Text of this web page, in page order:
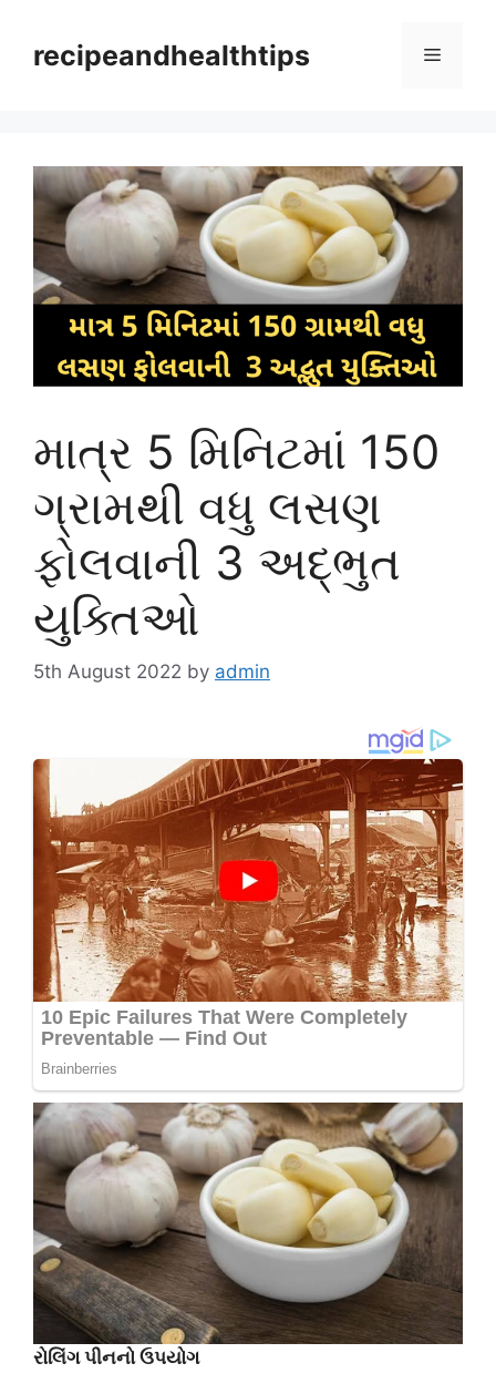
contentrecipeandhealthtips Menu
માત્ર 5 મિનિટમાં 150
ગ્રામથી વધુ લસણ
ફોલવાની 3 અદ્ભુત
યુક્તિઓ
5th August 2022 by admin
રોલિંગ પીનનો ઉપયોગ